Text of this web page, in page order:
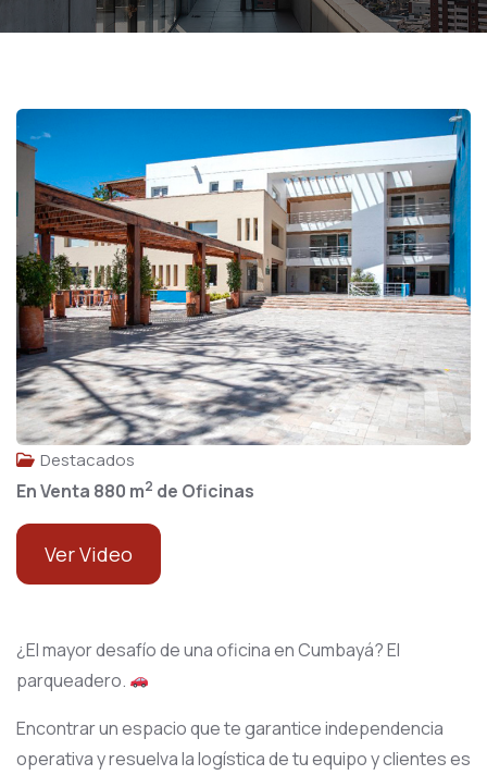
Destacados
En Venta 880 m2 de Oficinas
Ver Video
¿El mayor desafío de una oficina en Cumbayá? El
parqueadero.
Encontrar un espacio que te garantice independencia
operativa y resuelva la logística de tu equipo y clientes es